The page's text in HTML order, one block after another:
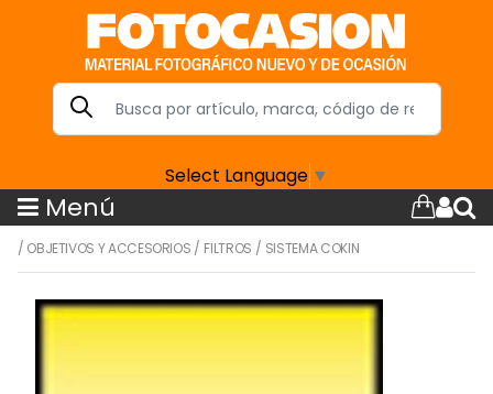
Select Language ▼
Menú
/ OBJETIVOS Y ACCESORIOS / FILTROS / SISTEMA COKIN